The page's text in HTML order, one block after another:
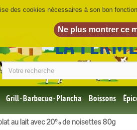
LA
Grill - Barbecue - Plancha Boissons
au lait avec 20% de noisettes 80g
des cookies nécessaires à son bon